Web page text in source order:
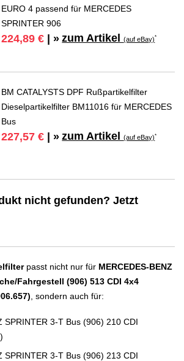
EURO 4 passend für MERCEDES
SPRINTER 906
224,89 € | » zum Artikel(auf eBay)*
BM CATALYSTS DPF Rußpartikelfilter
Dieselpartikelfilter BM11016 für MERCEDES
Bus
227,57 € | » zum Artikel(auf eBay)*
nicht gefunden? Jetzt
passt nicht nur für MERCEDES-BENZ
Fahrgestell (906) 513 CDI 4x4
, sondern auch für:
SPRINTER 3-T Bus (906) 210 CDI
SPRINTER 3-T Bus (906) 213 CDI